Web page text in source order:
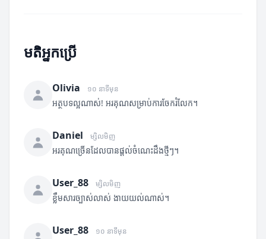
មតិអ្នកប្រើ
Olivia ១០ នាទីមុន
អត្ថបទល្អណាស់! អរគុណសម្រាប់ការចែករំលែក។
Daniel ម្សិលមិញ
អរគុណច្រើនដែលបានផ្តល់ចំណេះដឹងថ្មីៗ។
User_88 ម្សិលមិញ
ខ្លឹមសារច្បាស់លាស់ ងាយយល់ណាស់។
User_88 ១០ នាទីមុន